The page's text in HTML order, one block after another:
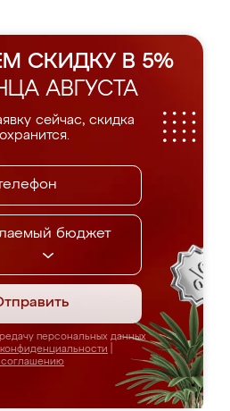
СКИДКУ В 5%
АВГУСТА
сейчас, скидка
бюджет
персональных данных
соглашению